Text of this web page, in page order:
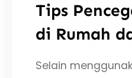
Tips
di Rumah
Selain